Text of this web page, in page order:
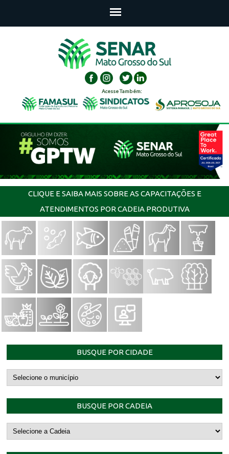
Acesse Também:
CLIQUE E SAIBA MAIS SOBRE AS CAPACITAÇÕES E
ATENDIMENTOS POR CADEIA PRODUTIVA
BUSQUE POR CIDADE
BUSQUE POR CADEIA